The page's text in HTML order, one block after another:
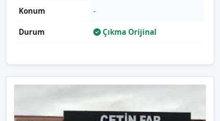
Konum -
Durum Çıkma Orijinal